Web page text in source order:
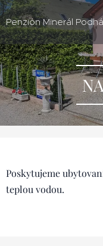
Penzión Minerál
Poskytujeme
teplou vodou.